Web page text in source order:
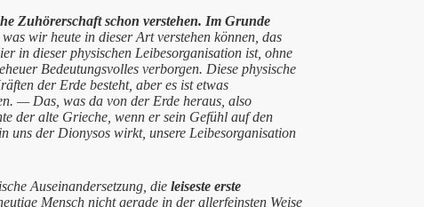
Zuhörerschaft schon verstehen. Im Grunde
wir heute in dieser Art verstehen können, das
in dieser physischen Leibesorganisation ist, ohne
Bedeutungsvolles verborgen. Diese physische
der Erde besteht, aber es ist etwas
— Das, was da von der Erde heraus, also
der alte Grieche, wenn er sein Gefühl auf den
uns der Dionysos wirkt, unsere Leibesorganisation
Auseinandersetzung, die leiseste erste
Mensch nicht gerade in der allerfeinsten Weise